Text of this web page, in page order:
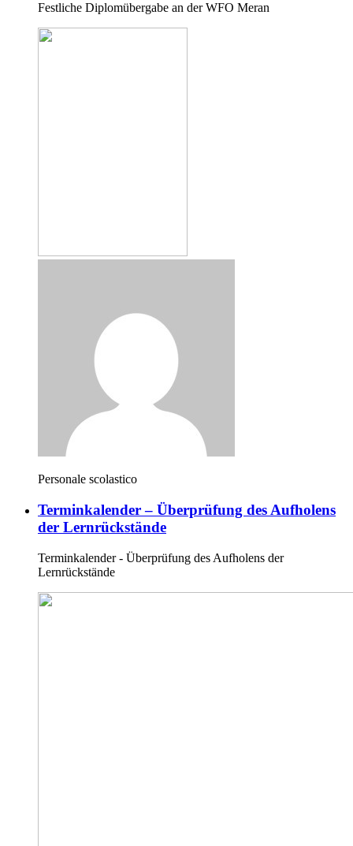
Festliche Diplomübergabe an der WFO Meran
Personale scolastico
Terminkalender – Überprüfung des Aufholens
der Lernrückstände
Terminkalender - Überprüfung des Aufholens der
Lernrückstände